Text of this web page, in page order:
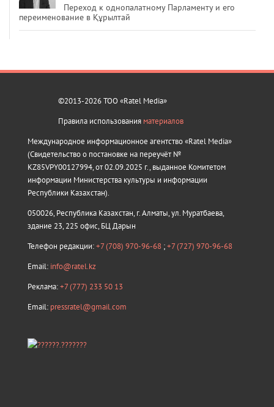
Переход к однопалатному Парламенту и его
переименование в Құрылтай
©2013-2026 ТОО «Ratel Media»
Правила использования материалов
Международное информационное агентство «Ratel Media»
(Свидетельство о постановке на переучёт №
KZ85VPY00127994, от 02.09.2025 г., выданное Комитетом
информации Министерства культуры и информации
Республики Казахстан).
050026, Республика Казахстан, г. Алматы, ул. Муратбаева,
здание 23, 225 офис, БЦ Дарын
Телефон редакции:+7 (708) 970-96-68 ;+7 (727) 970-96-68
Email: info@ratel.kz
Реклама:+7 (777) 233 50 13
Email: pressratel@gmail.com